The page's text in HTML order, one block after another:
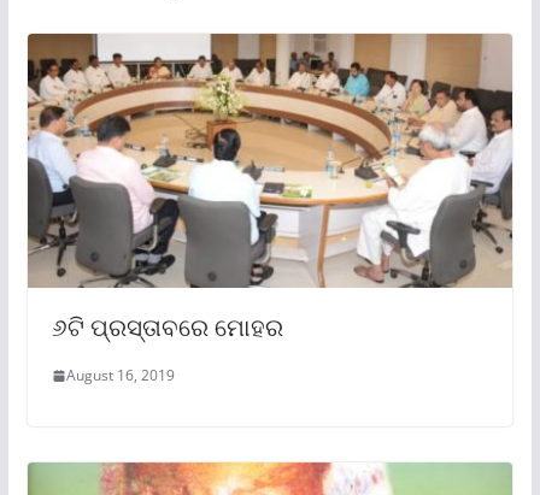
୬ଟି ପ୍ରସ୍ତାବରେ ମୋହର
August 16, 2019